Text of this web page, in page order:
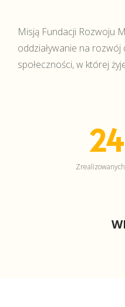
Misją Fundacji Rozwoju
oddziaływanie na
społeczności, w której
24